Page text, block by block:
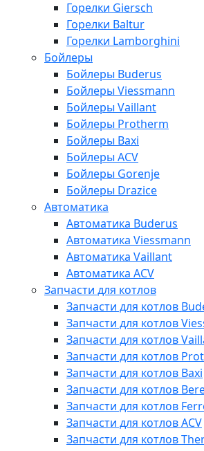
Горелки Giersch
Горелки Baltur
Горелки Lamborghini
Бойлеры
Бойлеры Buderus
Бойлеры Viessmann
Бойлеры Vaillant
Бойлеры Protherm
Бойлеры Baxi
Бойлеры ACV
Бойлеры Gorenje
Бойлеры Drazice
Автоматика
Автоматика Buderus
Автоматика Viessmann
Автоматика Vaillant
Автоматика ACV
Запчасти для котлов
Запчасти для котлов
Запчасти для котлов
Запчасти для котлов
Запчасти для котлов
Запчасти для котлов Baxi
Запчасти для котлов
Запчасти для котлов
Запчасти для котлов ACV
Запчасти для котлов